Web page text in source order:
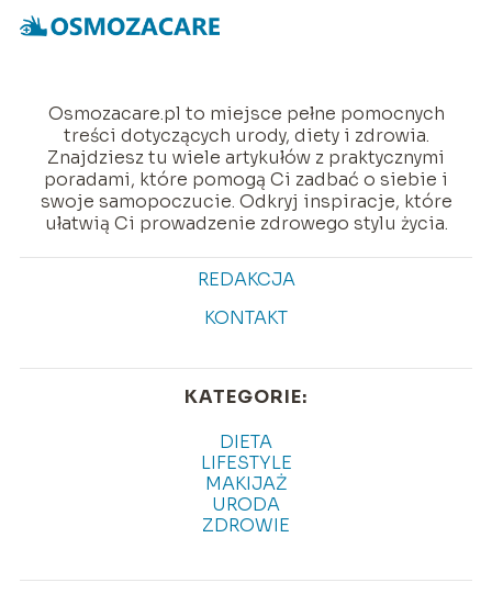
Osmozacare.pl to miejsce pełne pomocnych
treści dotyczących urody, diety i zdrowia.
Znajdziesz tu wiele artykułów z praktycznymi
poradami, które pomogą Ci zadbać o siebie i
swoje samopoczucie. Odkryj inspiracje, które
ułatwią Ci prowadzenie zdrowego stylu życia.
REDAKCJA
KONTAKT
KATEGORIE:
DIETA
LIFESTYLE
MAKIJAŻ
URODA
ZDROWIE